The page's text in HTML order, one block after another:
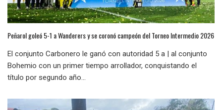
Peñarol goleó 5-1 a Wanderers y se coronó campeón del Torneo Intermedio 2026
El conjunto Carbonero le ganó con autoridad 5 a | al conjunto
Bohemio con un primer tiempo arrollador, conquistando el
título por segundo año...